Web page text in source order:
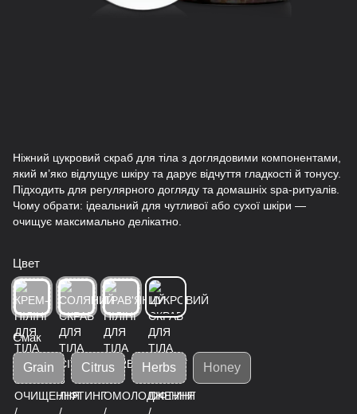
Ніжний цукровий скраб для тіла з доглядовими компонентами,
який м’яко відлущує шкіру та дарує відчуття гладкості й тонусу.
Підходить для регулярного догляду та домашніх spa-ритуалів.
Чому обрати: ідеальний для чутливої або сухої шкіри —
очищує максимально делікатно.
Цвет
Смак
Grain Citrus Herbs Honey